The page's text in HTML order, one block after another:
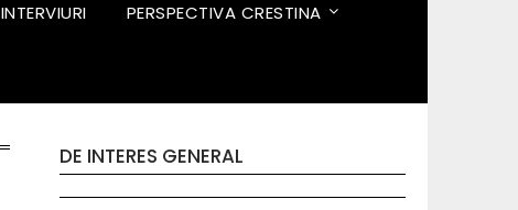
INTERVIURI PERSPECTIVA CRESTINA
DE INTERES GENERAL